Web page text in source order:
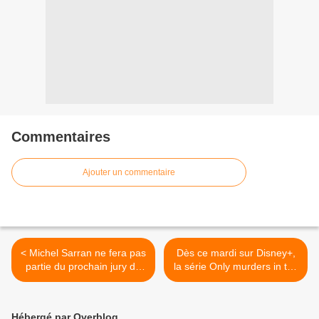
Commentaires
Ajouter un commentaire
< Michel Sarran ne fera pas
partie du prochain jury de
Top Chef, où débarque
Dès ce mardi sur Disney+,
la série Only murders in the
building, avec Martin Short,